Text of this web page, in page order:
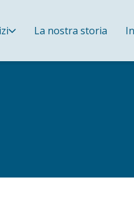
La nostra storia